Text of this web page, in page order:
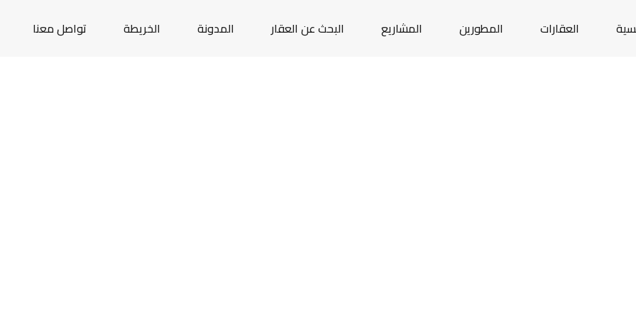
العقارات المطورين المشاريع البحث عن العقار المدونة الخريطة تواصل معنا